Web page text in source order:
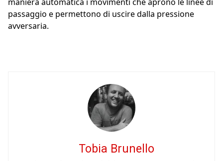
passaggio e permettono di uscire dalla pressione
avversaria.
Tobia Brunello